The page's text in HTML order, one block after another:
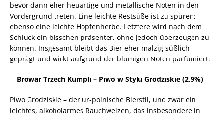
bevor dann eher heuartige und metallische Noten in den
Vordergrund treten. Eine leichte Restsüße ist zu spüren;
ebenso eine leichte Hopfenherbe. Letztere wird nach dem
Schluck ein bisschen präsenter, ohne jedoch überzeugen zu
können. Insgesamt bleibt das Bier eher malzig-süßlich
geprägt und wirkt aufgrund der blumigen Noten parfümiert.
Browar Trzech Kumpli – Piwo w Stylu Grodziskie (2,9%)
Piwo Grodziskie – der ur-polnische Bierstil, und zwar ein
leichtes, alkoholarmes Rauchweizen, das insbesondere in